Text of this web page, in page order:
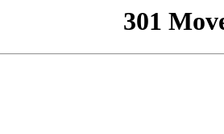
301